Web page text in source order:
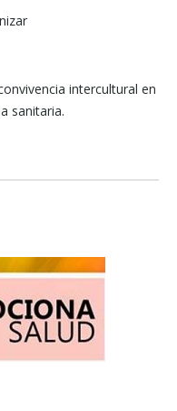
intercultural en
sanitaria.